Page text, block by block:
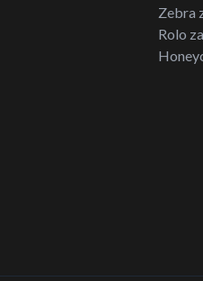
Zebra
Rolo